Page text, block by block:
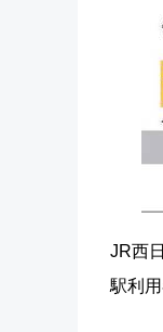
JR西
駅利